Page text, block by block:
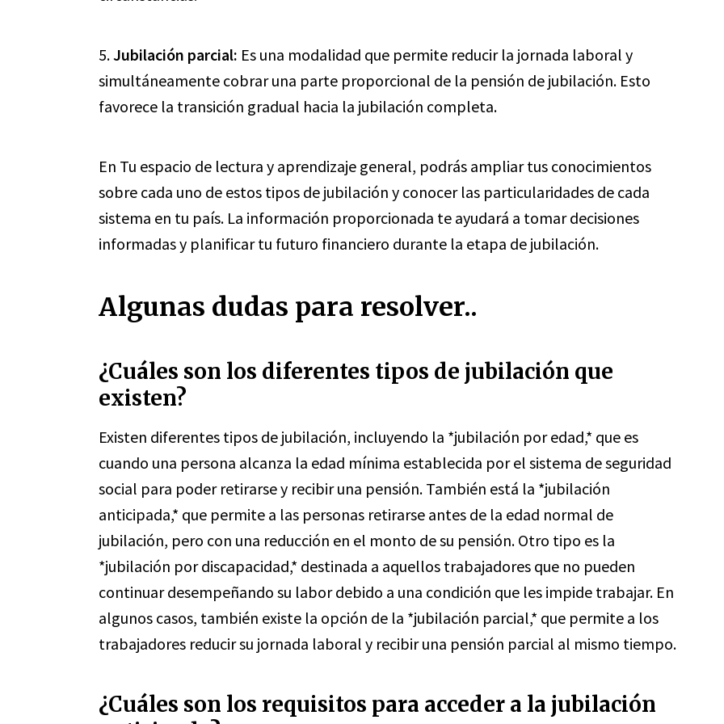
5.Jubilación parcial: Es una modalidad que permite reducir la jornada laboral y
simultáneamente cobrar una parte proporcional de la pensión de jubilación. Esto
favorece la transición gradual hacia la jubilación completa.
En Tu espacio de lectura y aprendizaje general, podrás ampliar tus conocimientos
sobre cada uno de estos tipos de jubilación y conocer las particularidades de cada
sistema en tu país. La información proporcionada te ayudará a tomar decisiones
informadas y planificar tu futuro financiero durante la etapa de jubilación.
Algunas dudas para resolver..
¿Cuáles son los diferentes tipos de jubilación que
existen?
Existen diferentes tipos de jubilación, incluyendo la *jubilación por edad,* que es
cuando una persona alcanza la edad mínima establecida por el sistema de seguridad
social para poder retirarse y recibir una pensión. También está la *jubilación
anticipada,* que permite a las personas retirarse antes de la edad normal de
jubilación, pero con una reducción en el monto de su pensión. Otro tipo es la
*jubilación por discapacidad,* destinada a aquellos trabajadores que no pueden
continuar desempeñando su labor debido a una condición que les impide trabajar. En
algunos casos, también existe la opción de la *jubilación parcial,* que permite a los
trabajadores reducir su jornada laboral y recibir una pensión parcial al mismo tiempo.
¿Cuáles son los requisitos para acceder a la jubilación